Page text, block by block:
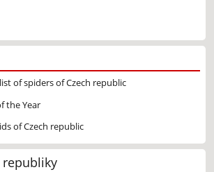
of spiders of Czech republic
the Year
of Czech republic
republiky